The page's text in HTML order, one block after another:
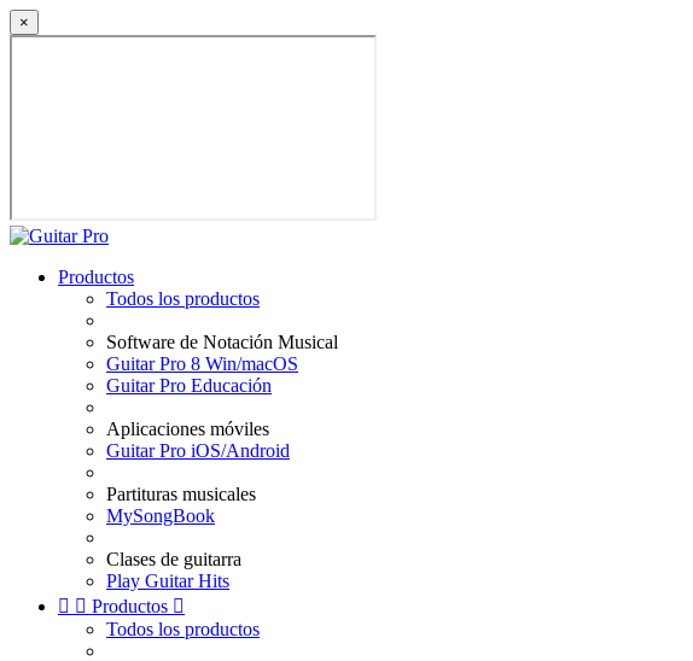
×
Productos
Todos los productos
Software de Notación Musical
Guitar Pro 8 Win/macOS
Guitar Pro Educación
Aplicaciones móviles
Guitar Pro iOS/Android
Partituras musicales
MySongBook
Clases de guitarra
Play Guitar Hits
  Productos 
Todos los productos